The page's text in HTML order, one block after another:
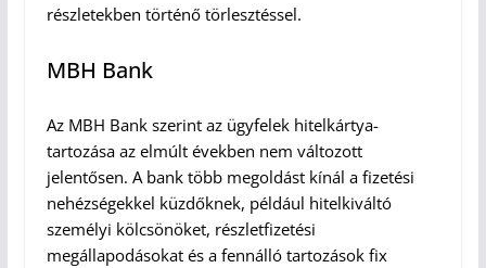
részletekben történő törlesztéssel.
MBH Bank
Az MBH Bank szerint az ügyfelek hitelkártya-
tartozása az elmúlt években nem változott
jelentősen. A bank több megoldást kínál a fizetési
nehézségekkel küzdőknek, például hitelkiváltó
személyi kölcsönöket, részletfizetési
megállapodásokat és a fennálló tartozások fix